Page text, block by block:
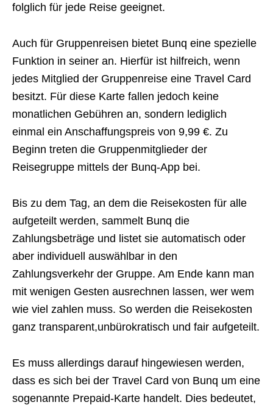
folglich für jede Reise geeignet.
Auch für Gruppenreisen bietet Bunq eine spezielle
Funktion in seiner an. Hierfür ist hilfreich, wenn
jedes Mitglied der Gruppenreise eine Travel Card
besitzt. Für diese Karte fallen jedoch keine
monatlichen Gebühren an, sondern lediglich
einmal ein Anschaffungspreis von 9,99 €. Zu
Beginn treten die Gruppenmitglieder der
Reisegruppe mittels der Bunq-App bei.
Bis zu dem Tag, an dem die Reisekosten für alle
aufgeteilt werden, sammelt Bunq die
Zahlungsbeträge und listet sie automatisch oder
aber individuell auswählbar in den
Zahlungsverkehr der Gruppe. Am Ende kann man
mit wenigen Gesten ausrechnen lassen, wer wem
wie viel zahlen muss. So werden die Reisekosten
ganz transparent,unbürokratisch und fair aufgeteilt.
Es muss allerdings darauf hingewiesen werden,
dass es sich bei der Travel Card von Bunq um eine
sogenannte Prepaid-Karte handelt. Dies bedeutet,